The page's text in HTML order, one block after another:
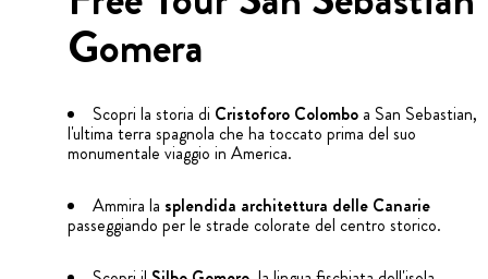
Gomera
Scopri la storia di Cristoforo Colombo a San Sebastian,
l'ultima terra spagnola che ha toccato prima del suo
monumentale viaggio in America.
Ammira la splendida architettura delle Canarie
passeggiando per le strade colorate del centro storico.